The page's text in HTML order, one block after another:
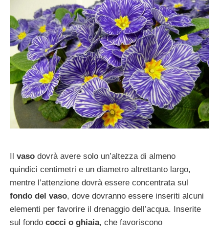
Il vaso dovrà avere solo un’altezza di almeno
quindici centimetri e un diametro altrettanto largo,
mentre l’attenzione dovrà essere concentrata sul
fondo del vaso, dove dovranno essere inseriti alcuni
elementi per favorire il drenaggio dell’acqua. Inserite
sul fondo cocci o ghiaia, che favoriscono